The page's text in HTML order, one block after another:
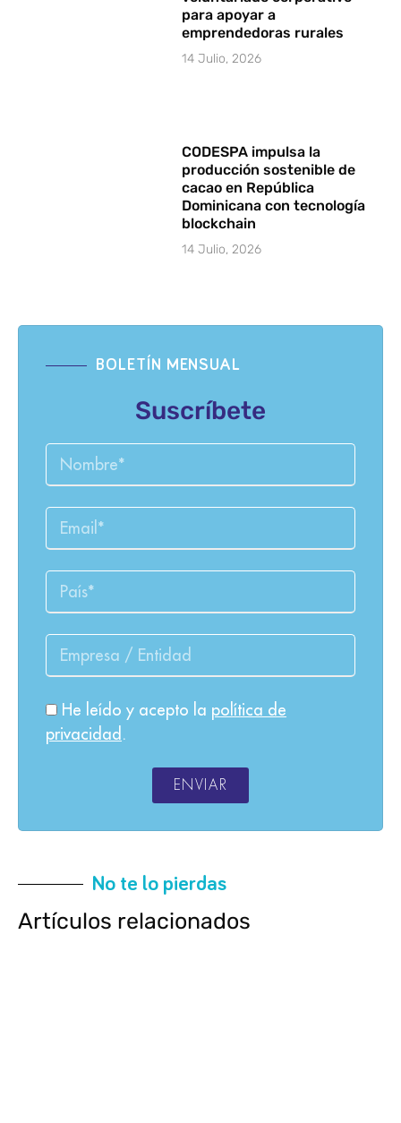
para apoyar a
emprendedoras rurales
14 Julio, 2026
CODESPA impulsa la
producción sostenible de
cacao en República
Dominicana con tecnología
blockchain
14 Julio, 2026
BOLETÍN MENSUAL
Suscríbete
He leído y acepto la política de
privacidad .
ENVIAR
No te lo pierdas
Artículos relacionados